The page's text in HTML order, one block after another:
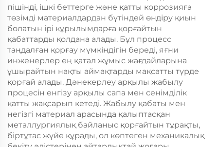
пішінді, ішкі беттерге және қатты коррозияға
төзімді материалдардан бүтіндей өндіру қиын
болатын ірі құрылымдарға қорғайтын
қабаттарды қолдана алады. Бұл процесс
таңдалған қорғау мүмкіндігін береді, яғни
инженерлер ең қатал жұмыс жағдайларына
ұшырайтын нақты аймақтарды мақсатты түрде
қорғай алады. Дәнекерлеу арқылы жабылу
процесін енгізу арқылы сапа мен сенімділік
қатты жақсарып кетеді. Жабылу қабаты мен
негізгі материал арасында қалыптасқан
металлургиялық байланыс қорғайтын тұрақты,
біртұтас жүйе құрады, ол көптеген механикалық